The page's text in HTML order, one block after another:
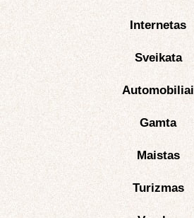
Internetas
Sveikata
Automobiliai
Gamta
Maistas
Turizmas